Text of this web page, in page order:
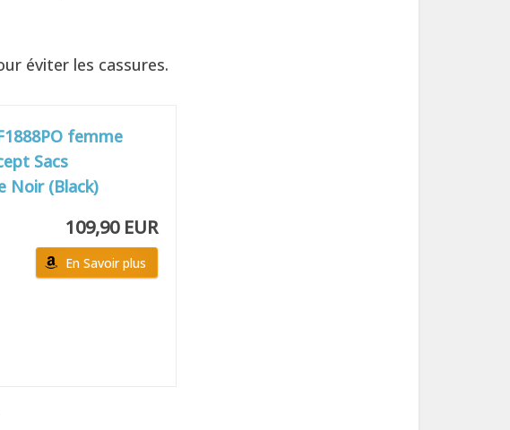
éviter les cassures.
femme
Sacs
Noir (Black)
109,90 EUR
En Savoir plus